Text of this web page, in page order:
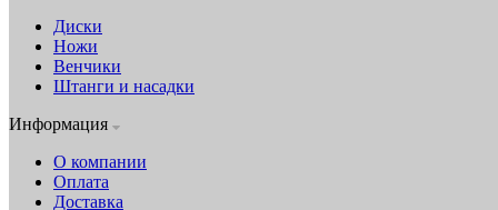
Диски
Ножи
Венчики
Штанги и насадки
Информация
О компании
Оплата
Доставка